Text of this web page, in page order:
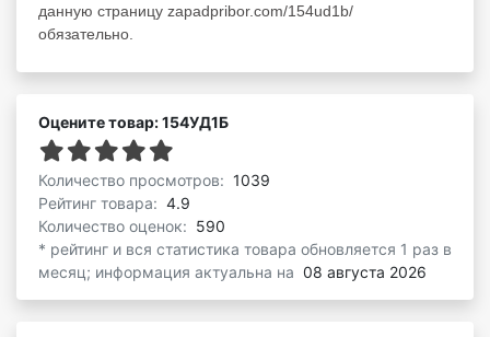
данную страницу zapadpribor.com/154ud1b/
обязательно.
Оцените товар: 154УД1Б
Количество просмотров: 1039
Рейтинг товара: 4.9
Количество оценок: 590
* рейтинг и вся статистика товара обновляется 1 раз в
месяц; информация актуальна на 08 августа 2026